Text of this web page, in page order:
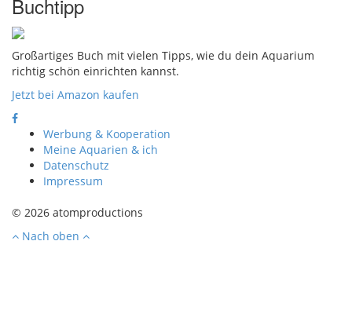
Buchtipp
Großartiges Buch mit vielen Tipps, wie du dein Aquarium
richtig schön einrichten kannst.
Jetzt bei Amazon kaufen
Werbung & Kooperation
Meine Aquarien & ich
Datenschutz
Impressum
© 2026 atomproductions
Nach oben